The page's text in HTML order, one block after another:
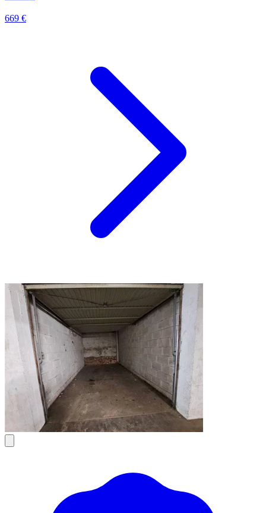
669 €